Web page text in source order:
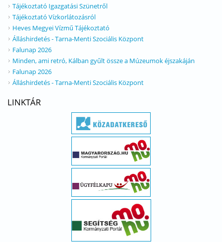
Tájékoztató Igazgatási Szünetről
Tájékoztató Vízkorlátozásról
Heves Megyei Vízmű Tájékoztató
Álláshirdetés - Tarna-Menti Szociális Központ
Falunap 2026
Minden, ami retró, Kálban gyűlt össze a Múzeumok éjszakáján
Falunap 2026
Álláshirdetés - Tarna-Menti Szociális Központ
LINKTÁR